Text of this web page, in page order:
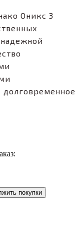
Оникс 3
покупки